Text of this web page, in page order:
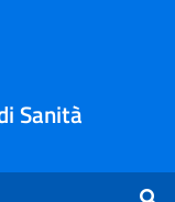
Sanità